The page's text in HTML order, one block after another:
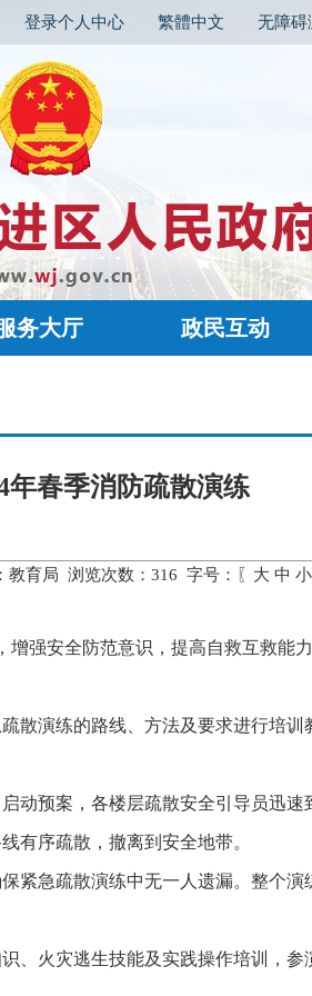
登录个人中心 繁體中文 无障碍
务大厅 政民互动
年春季消防疏散演练
育局 浏览次数： 316 字号：〖 大 中 小
强安全防范意识，提高自救互救能
散演练的路线、方法及要求进行培
动预案，各楼层疏散安全引导员迅
有序疏散，撤离到安全地带。
紧急疏散演练中无一人遗漏。整个
、火灾逃生技能及实践操作培训，